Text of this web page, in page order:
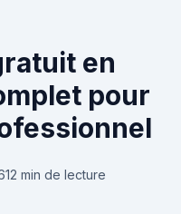
en
pour
12 min de lecture